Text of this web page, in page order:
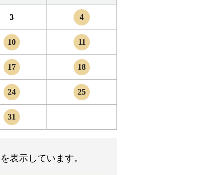
3 4
10 11
17 18
24 25
31
表示しています。